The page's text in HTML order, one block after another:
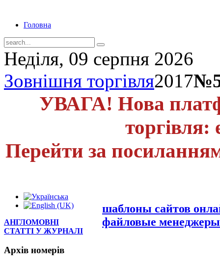
Головна
Неділя, 09 серпня 2026
Зовнішня торгівля2017
УВАГА! Нова
Перейти за
шаблоны сайтов
файловые
АНГЛОМОВНІ
СТАТТІ У ЖУРНАЛІ
Архів номерів